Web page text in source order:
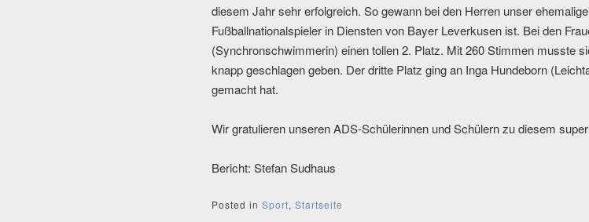
diesem Jahr sehr erfolgreich. So gewann bei den Herren unser
Fußballnationalspieler in Diensten von Bayer Leverkusen ist. Bei den
(Synchronschwimmerin) einen tollen 2. Platz. Mit 260 Stimmen musste
knapp geschlagen geben. Der dritte Platz ging an Inga Hundeborn
gemacht hat.
Wir gratulieren unseren ADS-Schülerinnen und Schülern zu diesem
Bericht: Stefan Sudhaus
Posted in Sport, Startseite